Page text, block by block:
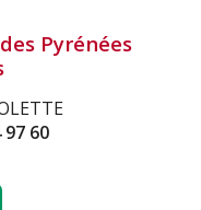
Pyrénées
97 60